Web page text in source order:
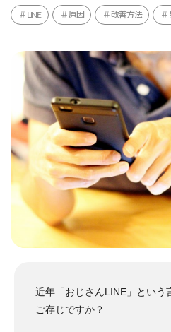
LINE 原因 改善方法
近年「おじさんLINE」という
ご存じですか？